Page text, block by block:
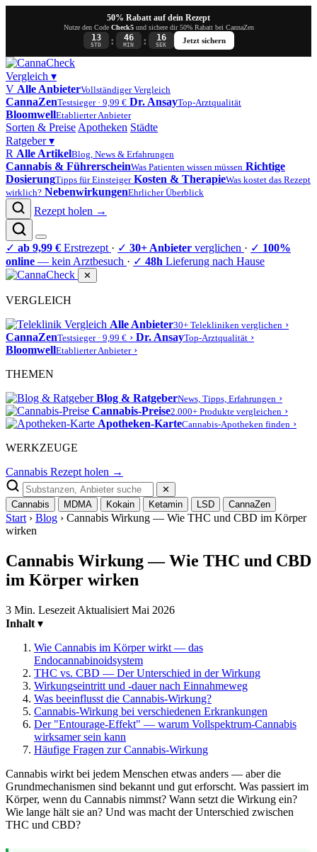
50% Rabatt auf dein Rezept
Nutze den Code Check5und sichere dir 50% Rabatt bei CannaZen
13
STD : 46
MIN : 16
SEK
Jetzt sichern
Vergleich ▾
V Alle AnbieterVollständiger Vergleich
CannaZenTestsieger · 9,99 € Dr. AnsayTop-Arztqualität
BloomwellEtablierter Anbieter
Sorten & Preise Apotheken Städte
Ratgeber▾
R Alle ArtikelBlog, News & Erfahrungen
Cannabis & FührerscheinWas Patienten wissen müssen Richtige
DosierungTipps für Einsteiger Kosten & TherapieWas kostet das Rezept
wirklich? NebenwirkungenEhrlicher Überblick
Rezept holen →
✓ ab 9,99 € Erstrezept · ✓ 30+ Anbieter verglichen · ✓ 100%
online — kein Arztbesuch · ✓ 48h Lieferung nach Hause
✕
VERGLEICH
Alle Anbieter30+ Telekliniken verglichen ›
CannaZenTestsieger · 9,99 € › Dr. AnsayTop-Arztqualität ›
BloomwellEtablierter Anbieter ›
THEMEN
Blog & RatgeberNews, Tipps, Erfahrungen ›
Cannabis-Preise2.000+ Produkte vergleichen ›
Apotheken-KarteCannabis-Apotheken finden ›
WERKZEUGE
Cannabis Rezept holen →
✕
Cannabis
MDMA Kokain Ketamin LSD CannaZen
Start › Blog › Cannabis Wirkung — Wie THC und CBD im Körper
wirken
Cannabis Wirkung — Wie THC und CBD
im Körper wirken
3 Min. Lesezeit Aktualisiert Mai 2026
Inhalt ▾
Wie Cannabis im Körper wirkt — das
Endocannabinoidsystem
THC vs. CBD — Der Unterschied in der Wirkung
Wirkungseintritt und -dauer nach Einnahmeweg
Was beeinflusst die Cannabis-Wirkung?
Cannabis-Wirkung bei verschiedenen Erkrankungen
Der "Entourage-Effekt" — warum Vollspektrum-Cannabis
wirksamer sein kann
Häufige Fragen zur Cannabis-Wirkung
Cannabis wirkt bei jedem Menschen etwas anders — aber die
Grundmechanismen sind bekannt und gut erforscht. Was passiert im
Körper, wenn du Cannabis nimmst? Wann setzt die Wirkung ein?
Wie lange hält sie an? Und was macht der Unterschied zwischen
THC und CBD?